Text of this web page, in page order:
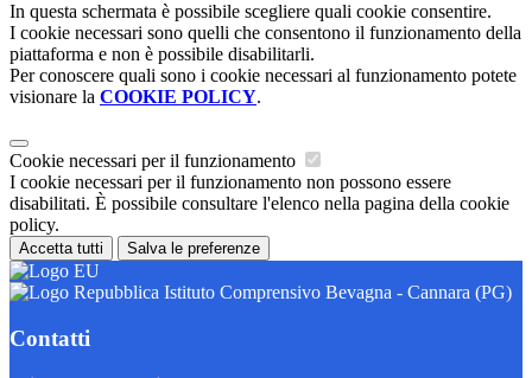
In questa schermata è possibile scegliere quali cookie consentire.
I cookie necessari sono quelli che consentono il funzionamento della
piattaforma e non è possibile disabilitarli.
Per conoscere quali sono i cookie necessari al funzionamento potete
visionare la COOKIE POLICY.
Cookie necessari per il funzionamento
I cookie necessari per il funzionamento non possono essere
disabilitati. È possibile consultare l'elenco nella pagina della cookie
policy.
Accetta tutti Salva le preferenze
Istituto Comprensivo Bevagna - Cannara (PG)
Contatti